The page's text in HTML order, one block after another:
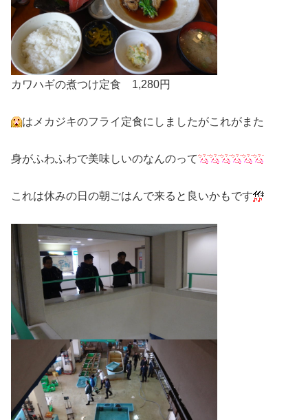
カワハギの煮つけ定食 1,280円
はメカジキのフライ定食にしましたがこれがまた
身がふわふわで美味しいのなんのって
これは休みの日の朝ごはんで来ると良いかもです